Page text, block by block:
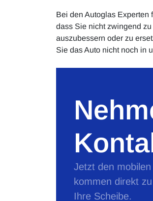
Bei den Autoglas Experten
dass Sie nicht zwingend
auszubessern oder zu
Sie das Auto nicht noch in
Jetzt den
kommen direkt
Ihre Scheibe.